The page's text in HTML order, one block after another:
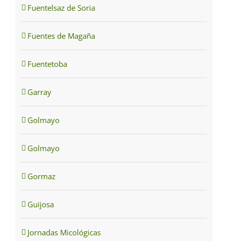
Fuentelsaz de Soria
Fuentes de Magaña
Fuentetoba
Garray
Golmayo
Golmayo
Gormaz
Guijosa
Jornadas Micológicas